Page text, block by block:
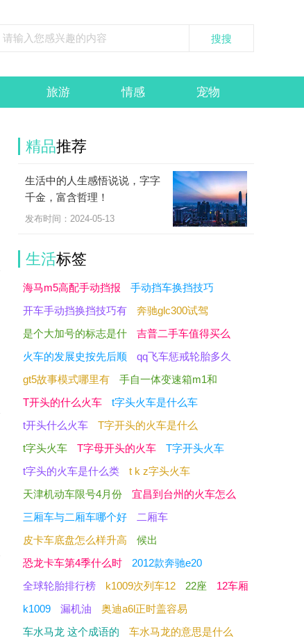
旅游 情感 宠物
精品推荐
生活中的人生感悟说说，字字
千金，富含哲理！
发布时间：2024-05-13
生活标签
海马m5高配手动挡报
手动挡车换挡技巧
开车手动挡换挡技巧有
奔驰glc300试驾
是个大加号的标志是什
吉普二手车值得买么
火车的发展史按先后顺
qq飞车惩戒轮胎多久
gt5故事模式哪里有
手自一体变速箱m1和
T开头的什么火车
t字头火车是什么车
t开头什么火车
T字开头的火车是什么
t字头火车
T字母开头的火车
T字开头火车
t字头的火车是什么类
t k z字头火车
天津机动车限号4月份
宜昌到台州的火车怎么
三厢车与二厢车哪个好
二厢车
皮卡车底盘怎么样升高
候出
恐龙卡车第4季什么时
2012款奔驰e20
全球轮胎排行榜
k1009次列车12 22座
12车厢
k1009
漏机油
奥迪a6l正时盖容易
车水马龙 这个成语的
车水马龙的意思是什么